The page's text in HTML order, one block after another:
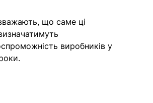
що саме ці
виробників у